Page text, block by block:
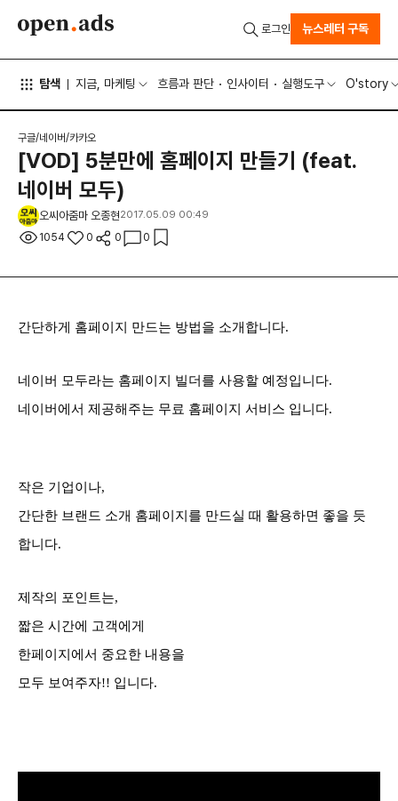
탐색 지금, 마케팅 흐름과 판단 인사이터 실행도구 O'story
로그인 뉴스레터 구독
구글/네이버/카카오
[VOD] 5분만에 홈페이지 만들기 (feat.
네이버 모두)
오씨아줌마 오종현2017.05.09 00:49
1054 0 0 0
간단하게 홈페이지 만드는 방법을 소개합니다.
네이버 모두라는 홈페이지 빌더를 사용할 예정입니다.
네이버에서 제공해주는 무료 홈페이지 서비스 입니다.
작은 기업이나,
간단한 브랜드 소개 홈페이지를 만드실 때 활용하면 좋을 듯
합니다.
제작의 포인트는,
짧은 시간에 고객에게
한페이지에서 중요한 내용을
모두 보여주자!! 입니다.